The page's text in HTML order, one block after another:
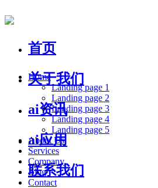
首页
关于我们
ai资讯
ai应用
联系我们
Home
Landing page 1
Landing page 2
Landing page 3
Landing page 4
Landing page 5
About Us
Services
Company
Blog
Contact